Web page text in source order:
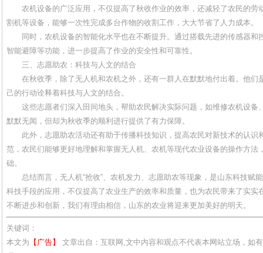
农机设备的广泛应用，不仅提高了秋收作业的效率，还减轻了农民的劳
割机等设备，能够一次性完成多台作物的收割工作，大大节省了人力成本。
同时，农机设备的智能化水平也在不断提升。通过搭载先进的传感器和
智能避障等功能，进一步提高了作业的安全性和可靠性。
三、志愿助农：科技与人文的结合
在秋收季，除了无人机和农机之外，还有一群人在默默地付出着。他们
己的行动诠释着科技与人文的结合。
这些志愿者们深入田间地头，帮助农民解决实际问题，如维修农机设备
默默无闻，但却为秋收季的顺利进行提供了有力保障。
此外，志愿助农活动还有助于传播科技知识，提高农民对新技术的认识
范，农民们能够更好地理解和掌握无人机、农机等现代农业设备的操作方法
础。
总结而言，无人机“抢收”、农机发力、志愿助农等现象，是山东科技赋
科技手段的应用，不仅提高了农业生产的效率和质量，也为农民带来了实实
不断进步和创新，我们有理由相信，山东的农业将迎来更加美好的明天。
关键词：
本文为 【广告】
文章出自：互联网,文中内容和观点不代表本网站立场，如